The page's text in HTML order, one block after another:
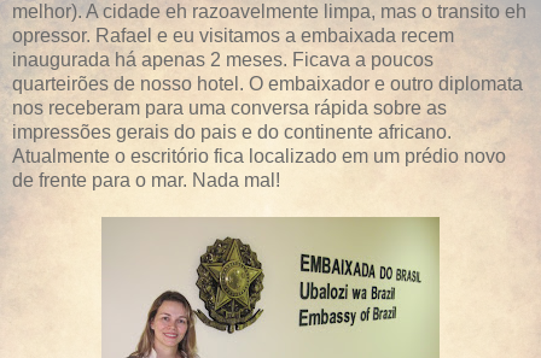
melhor). A cidade eh razoavelmente limpa, mas o transito eh
opressor. Rafael e eu visitamos a embaixada recem
inaugurada há apenas 2 meses. Ficava a poucos
quarteirões de nosso hotel. O embaixador e outro diplomata
nos receberam para uma conversa rápida sobre as
impressões gerais do pais e do continente africano.
Atualmente o escritório fica localizado em um prédio novo
de frente para o mar. Nada mal!